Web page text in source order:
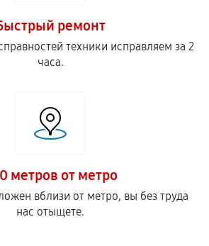
ремонт
техники исправляем за 2
часа.
метров от метро
вблизи от метро, вы без труда
нас отыщете.